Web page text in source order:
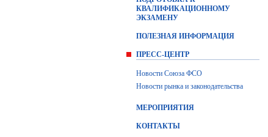
КВАЛИФИКАЦИОННОМУ
ЭКЗАМЕНУ
ПОЛЕЗНАЯ ИНФОРМАЦИЯ
ПРЕСС-ЦЕНТР
Новости Союза ФСО
Новости рынка и законодательства
МЕРОПРИЯТИЯ
КОНТАКТЫ